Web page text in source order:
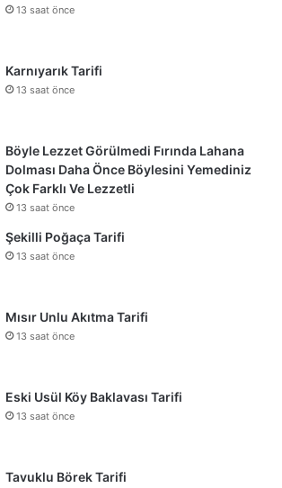
13 saat önce
Karnıyarık Tarifi
13 saat önce
Böyle Lezzet Görülmedi Fırında Lahana
Dolması Daha Önce Böylesini Yemediniz
Çok Farklı Ve Lezzetli
13 saat önce
Şekilli Poğaça Tarifi
13 saat önce
Mısır Unlu Akıtma Tarifi
13 saat önce
Eski Usül Köy Baklavası Tarifi
13 saat önce
Tavuklu Börek Tarifi